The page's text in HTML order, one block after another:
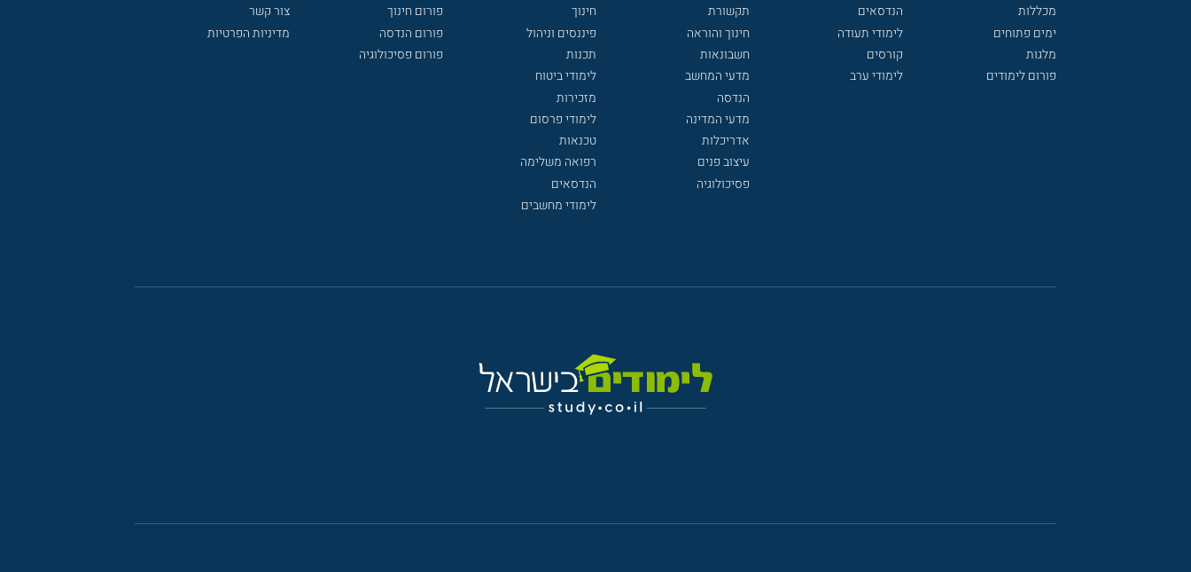
מכללות
ימים פתוחים
מלגות
פורום לימודים
הנדסאים
לימודי תעודה
קורסים
לימודי ערב
תקשורת
חינוך והוראה
חשבונאות
מדעי המחשב
הנדסה
מדעי המדינה
אדריכלות
עיצוב פנים
פסיכולוגיה
חינוך
פיננסים וניהול
תכנות
לימודי ביטוח
מזכירות
לימודי פרסום
טכנאות
רפואה משלימה
הנדסאים
לימודי מחשבים
פורום חינוך
פורום הנדסה
פורום פסיכולוגיה
צור קשר
מדיניות הפרטיות